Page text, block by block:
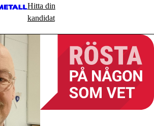
Hitta din
kandidat